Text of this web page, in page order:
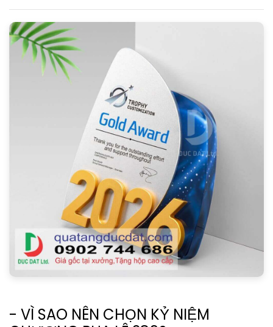
- VÌ SAO NÊN CHỌN KỶ NIỆM